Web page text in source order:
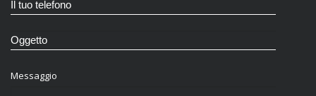
Messaggio